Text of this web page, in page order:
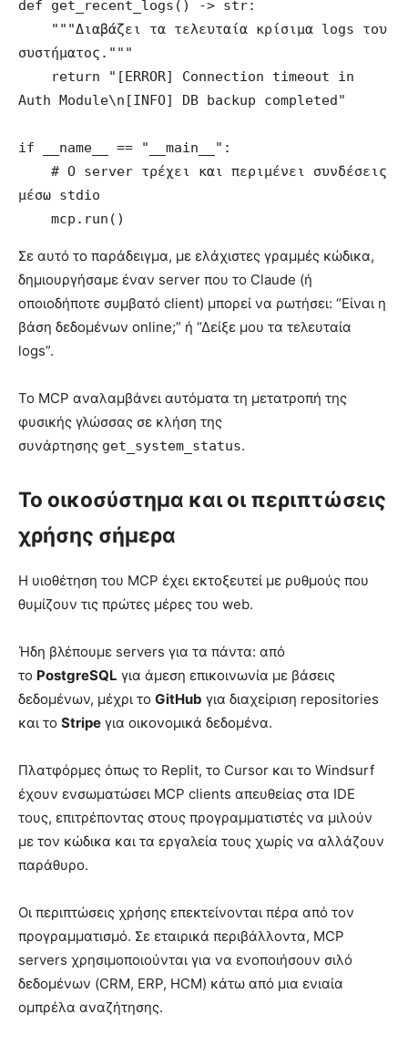
def get_recent_logs() -> str:
συστήματος."""
Auth Module\n[INFO] DB backup completed"
if __name__ == "__main__":
μέσω stdio
    mcp.run()
Σε αυτό το παράδειγμα, με ελάχιστες γραμμές κώδικα,
δημιουργήσαμε έναν server που το Claude (ή
οποιοδήποτε συμβατό client) μπορεί να ρωτήσει: “Είναι η
βάση δεδομένων online;” ή “Δείξε μου τα τελευταία
logs”.
Το MCP αναλαμβάνει αυτόματα τη μετατροπή της
φυσικής γλώσσας σε κλήση της
συνάρτησης get_system_status.
Το οικοσύστημα και οι περιπτώσεις
χρήσης σήμερα
Η υιοθέτηση του MCP έχει εκτοξευτεί με ρυθμούς που
θυμίζουν τις πρώτες μέρες του web.
Ήδη βλέπουμε servers για τα πάντα: από
το PostgreSQL για άμεση επικοινωνία με βάσεις
δεδομένων, μέχρι το GitHub για διαχείριση repositories
και το Stripe για οικονομικά δεδομένα.
Πλατφόρμες όπως το Replit, το Cursor και το Windsurf
έχουν ενσωματώσει MCP clients απευθείας στα IDE
τους, επιτρέποντας στους προγραμματιστές να μιλούν
με τον κώδικα και τα εργαλεία τους χωρίς να αλλάζουν
παράθυρο.
Οι περιπτώσεις χρήσης επεκτείνονται πέρα από τον
προγραμματισμό. Σε εταιρικά περιβάλλοντα, MCP
servers χρησιμοποιούνται για να ενοποιήσουν σιλό
δεδομένων (CRM, ERP, HCM) κάτω από μια ενιαία
ομπρέλα αναζήτησης.